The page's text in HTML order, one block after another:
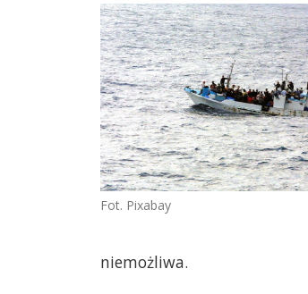
Fot. Pixabay
niemożliwa.